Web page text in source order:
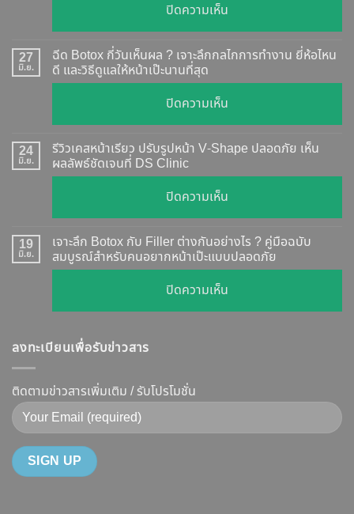
ปิดความเห็น
Botox
แท้
อย่างไร
อัปเดต
2026
ยี่ห้อ
แบบ
27
มิ.ย.
ฉีด Botox กี่วันเห็นผล ? เจาะลึกกลไกการทำงาน ยี่ห้อไหน
ดี และวิธีดูแลให้หน้าเป๊ะนานที่สุด
ปิดความเห็น
ฉีด
Botox
วัน
ผล
?
เจาะ
ดี
วิธี
24
มิ.ย.
รีวิวเคสหน้าเรียว ปรับรูปหน้า V-Shape ปลอดภัย เห็น
ผลลัพธ์ชัดเจนที่ DS Clinic
ปิดความเห็น
รีวิว
เคส
หน้า
เรียว
รูป
ผลลัพธ์
19
มิ.ย.
เจาะลึก Botox กับ Filler ต่างกันอย่างไร ? คู่มือฉบับ
สมบูรณ์สำหรับคนอยากหน้าเป๊ะแบบปลอดภัย
ปิดความเห็น
เจาะ
ต่าง
ลงทะเบียนเพื่อรับข่าวสาร
ติดตามข่าวสารเพิ่มเติม / รับโปรโมชั่น